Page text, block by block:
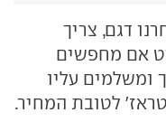
דגם, צריך
אם מחפשים
ומשלמים עליו
לטובת המחיר.